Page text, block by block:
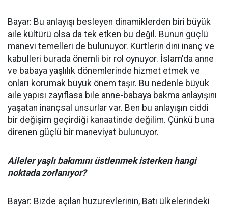
Bayar: Bu anlayışı besleyen dinamiklerden biri büyük
aile kültürü olsa da tek etken bu değil. Bunun güçlü
manevi temelleri de bulunuyor. Kürtlerin dini inanç ve
kabulleri burada önemli bir rol oynuyor. İslam'da anne
ve babaya yaşlılık dönemlerinde hizmet etmek ve
onları korumak büyük önem taşır. Bu nedenle büyük
aile yapısı zayıflasa bile anne-babaya bakma anlayışını
yaşatan inançsal unsurlar var. Ben bu anlayışın ciddi
bir değişim geçirdiği kanaatinde değilim. Çünkü buna
direnen güçlü bir maneviyat bulunuyor.
Aileler yaşlı bakımını üstlenmek isterken hangi
noktada zorlanıyor?
Bayar: Bizde açılan huzurevlerinin, Batı ülkelerindeki